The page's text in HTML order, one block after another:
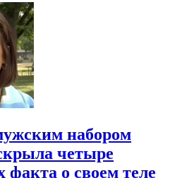
набором
четыре
о своем теле